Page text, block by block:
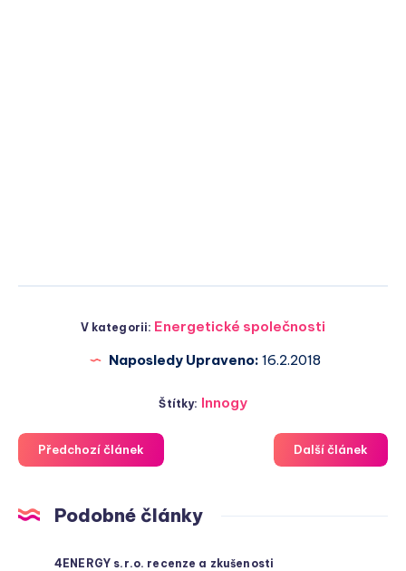
V kategorii: Energetické společnosti
Naposledy Upraveno: 16.2.2018
Štítky: Innogy
Předchozí článek Další článek
Podobné články
4ENERGY s.r.o. recenze a zkušenosti